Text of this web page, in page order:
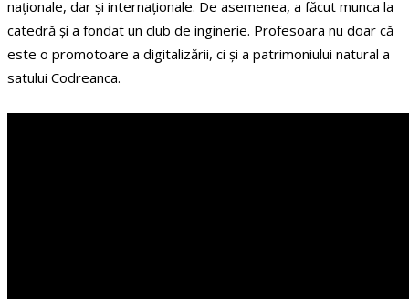
naționale, dar și internaționale. De asemenea, a făcut munca la
catedră și a fondat un club de inginerie. Profesoara nu doar că
este o promotoare a digitalizării, ci și a patrimoniului natural a
satului Codreanca.